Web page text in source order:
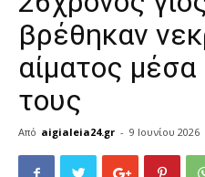
βρέθηκαν
αίματος μέσα
τους
Από aigialeia24.gr - 9 Ιουνίου 2026